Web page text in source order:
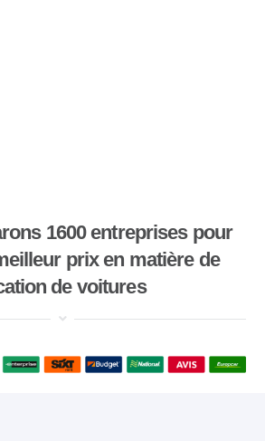
1600 entreprises pour
prix en matière de
de voitures